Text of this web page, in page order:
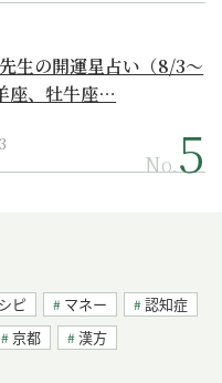
生の開運星占い（8/3～
座、牡牛座…
No.
ピ マネー
認知症
京都 漢方